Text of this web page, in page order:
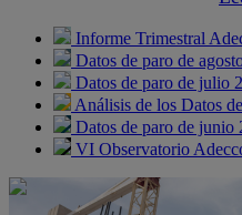
Informe Trimestral
Datos de paro de
Datos de paro de julio
Análisis de los Datos
Datos de paro de junio
VI Observatorio